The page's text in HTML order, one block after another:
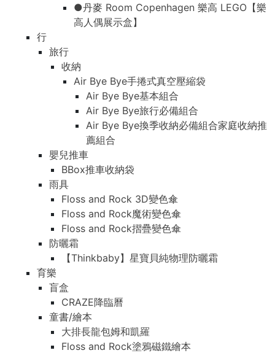
●丹麥 Room Copenhagen 樂高 LEGO【樂
高人偶展示盒】
行
旅行
收納
Air Bye Bye手捲式真空壓縮袋
Air Bye Bye基本組合
Air Bye Bye旅行必備組合
Air Bye Bye換季收納必備組合家庭收納推
薦組合
嬰兒推車
BBox推車收納袋
雨具
Floss and Rock 3D變色傘
Floss and Rock魔術變色傘
Floss and Rock摺疊變色傘
防曬霜
【Thinkbaby】星寶貝純物理防曬霜
育樂
盲盒
CRAZE降臨曆
童書/繪本
大排長龍包姆和凱羅
Floss and Rock塗鴉磁鐵繪本